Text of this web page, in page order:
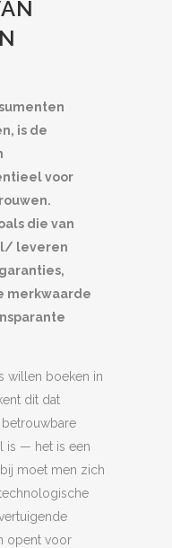
is de
voor
die van
leveren
merkwaarde
willen boeken in
dit dat
betrouwbare
is — het is een
moet men zich
opent voor